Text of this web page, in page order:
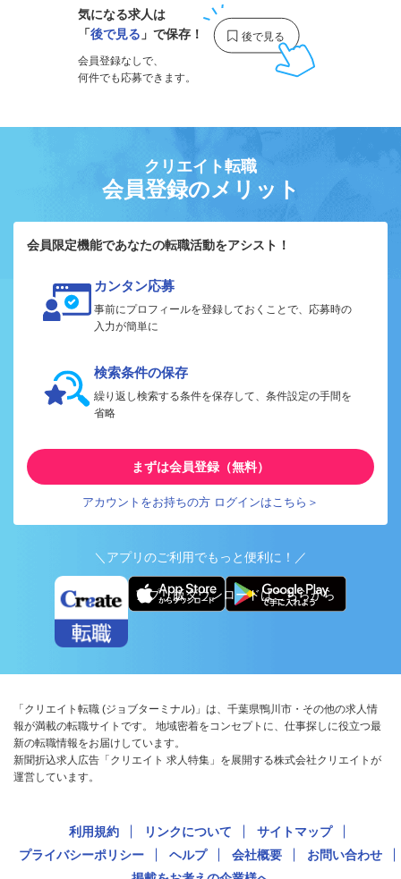
気になる求人は
「後で見る 」で保存！
会員登録なしで、
何件でも応募できます。
クリエイト転職
会員登録のメリット
会員限定機能であなたの転職活動をアシスト！
カンタン応募
事前にプロフィールを登録しておくことで、応募時の
入力が簡単に
検索条件の保存
繰り返し検索する条件を保存して、条件設定の手間を
省略
まずは会員登録（無料）
アカウントをお持ちの方 ログインはこちら＞
＼アプリのご利用でもっと便利に！／
アプリ版ダウンロードはこちらから
「クリエイト転職 (ジョブターミナル)」は、千葉県鴨川市・その他の求人情
報が満載の転職サイトです。 地域密着をコンセプトに、仕事探しに役立つ最
新の転職情報をお届けしています。
新聞折込求人広告「クリエイト 求人特集」を展開する株式会社クリエイトが
運営しています。
利用規約 リンクについて
サイトマップ
プライバシーポリシー
ヘルプ 会社概要
お問い合わせ